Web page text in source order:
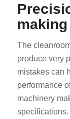
making
The
produce very
mistakes can
performance
machinery